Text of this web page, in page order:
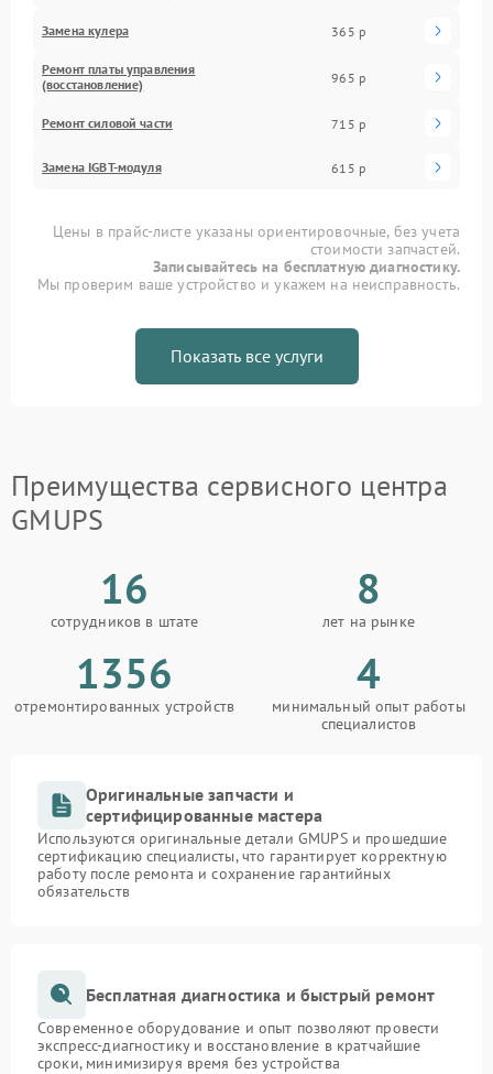
Замена кулера 365 р
Ремонт платы управления
(восстановление)
965 р
Ремонт силовой части 715 р
Замена IGBT-модуля 615 р
Цены в прайс-листе указаны ориентировочные, без учета
стоимости запчастей.
Записывайтесь на бесплатную диагностику.
Мы проверим ваше устройство и укажем на неисправность.
Показать все услуги
Преимущества сервисного центра
GMUPS
16
сотрудников в штате
8
лет на рынке
1356
отремонтированных устройств
4
минимальный опыт работы
специалистов
Оригинальные запчасти и
сертифицированные мастера
Используются оригинальные детали GMUPS и прошедшие
сертификацию специалисты, что гарантирует корректную
работу после ремонта и сохранение гарантийных
обязательств
Бесплатная диагностика и быстрый ремонт
Современное оборудование и опыт позволяют провести
экспресс-диагностику и восстановление в кратчайшие
сроки, минимизируя время без устройства